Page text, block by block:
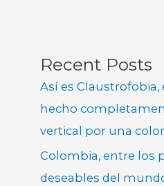
Recent Posts
Así es
hecho
vertical por una
Colombia, entre los
deseables del